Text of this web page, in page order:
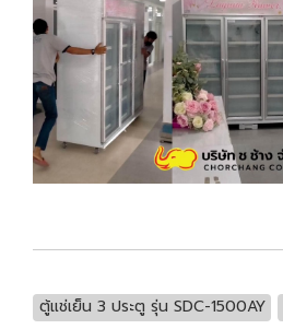
ตู้แช่เย็น 3 ประตู รุ่น SDC-1500AY